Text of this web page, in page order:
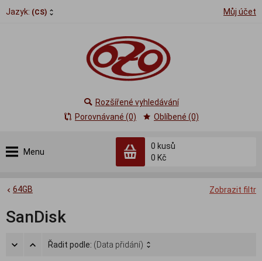
Jazyk: (CS) Můj účet
Menu
0 kusů
0 Kč
Rozšířené vyhledávání
Porovnávané (0)
Oblíbené (0)
Zobrazit filtr
64GB
SanDisk
Řadit podle: (Data přidání)